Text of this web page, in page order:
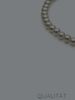
QUALITÄT: